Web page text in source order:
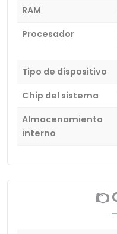
RAM
Procesador
Tipo de dispositivo
Chip del sistema
Almacenamiento
interno